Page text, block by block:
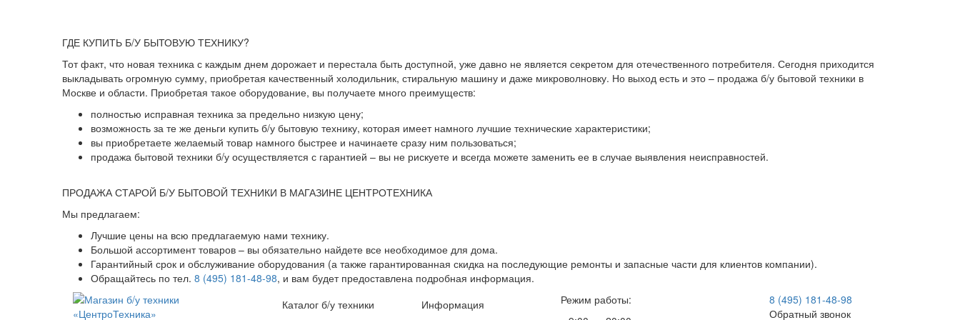
ГДЕ КУПИТЬ Б/У БЫТОВУЮ ТЕХНИКУ?
Тот факт, что новая техника с каждым днем дорожает и перестала быть доступной, уже давно не является секретом для отечественного потребителя. Сегодня приходится
выкладывать огромную сумму, приобретая качественный холодильник, стиральную машину и даже микроволновку. Но выход есть и это – продажа б/у бытовой техники в
Москве и области. Приобретая такое оборудование, вы получаете много преимуществ:
полностью исправная техника за предельно низкую цену;
возможность за те же деньги купить б/у бытовую технику, которая имеет намного лучшие технические характеристики;
вы приобретаете желаемый товар намного быстрее и начинаете сразу ним пользоваться;
продажа бытовой техники б/у осуществляется с гарантией – вы не рискуете и всегда можете заменить ее в случае выявления неисправностей.
ПРОДАЖА СТАРОЙ Б/У БЫТОВОЙ ТЕХНИКИ В МАГАЗИНЕ ЦЕНТРОТЕХНИКА
Мы предлагаем:
Лучшие цены на всю предлагаемую нами технику.
Большой ассортимент товаров – вы обязательно найдете все необходимое для дома.
Гарантийный срок и обслуживание оборудования (а также гарантированная скидка на последующие ремонты и запасные части для клиентов компании).
Обращайтесь по тел. 8 (495) 181-48-98, и вам будет предоставлена подробная информация.
Каталог б/у техники
Информация
Режим работы:
8 (495) 181-48-98
Обратный звонок